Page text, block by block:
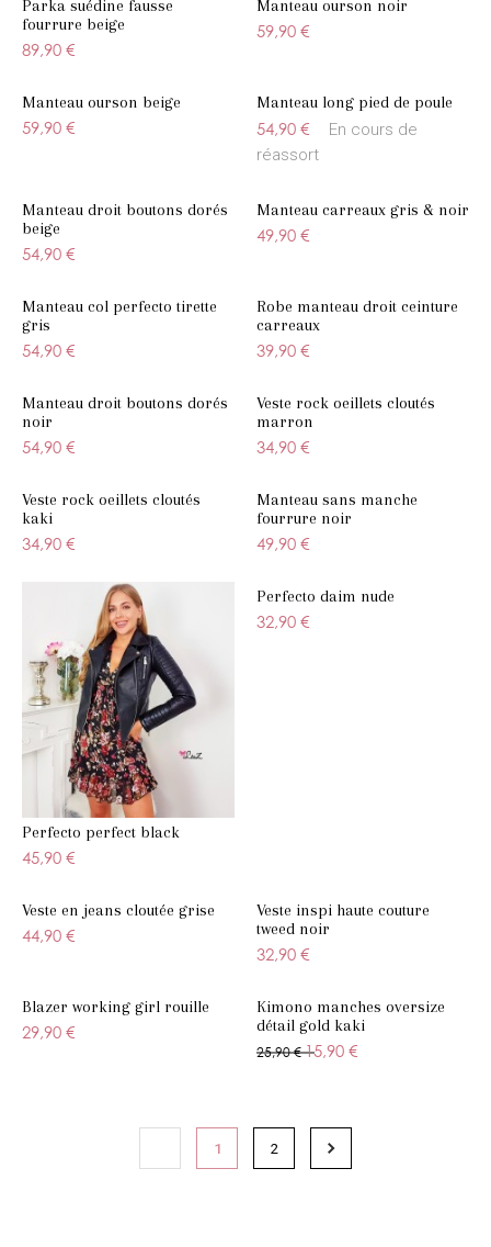
Parka suédine fausse
fourrure beige
89,90 €
Manteau ourson noir
59,90 €
Manteau ourson beige
59,90 €
Manteau long pied de poule
54,90 €
En cours de
réassort
Manteau droit boutons dorés
beige
54,90 €
Manteau carreaux gris & noir
49,90 €
Manteau col perfecto tirette
gris
54,90 €
Robe manteau droit ceinture
carreaux
39,90 €
Manteau droit boutons dorés
noir
54,90 €
Veste rock oeillets cloutés
marron
34,90 €
Veste rock oeillets cloutés
kaki
34,90 €
Manteau sans manche
fourrure noir
49,90 €
Perfecto perfect black
45,90 €
Perfecto daim nude
32,90 €
Veste en jeans cloutée grise
44,90 €
Veste inspi haute couture
tweed noir
32,90 €
Blazer working girl rouille
29,90 €
Kimono manches oversize
détail gold kaki
25,90 € 15,90 €
1 2